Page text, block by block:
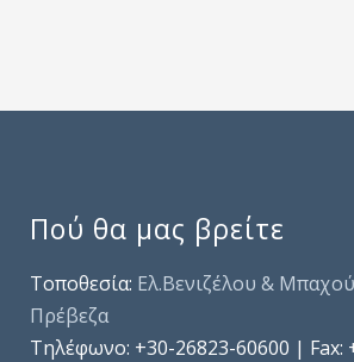
Πού θα μας βρείτε
Τοποθεσία: Ελ.Βενιζέλου &
Πρέβεζα
Τηλέφωνo: +30-26823-60600 | Fax: